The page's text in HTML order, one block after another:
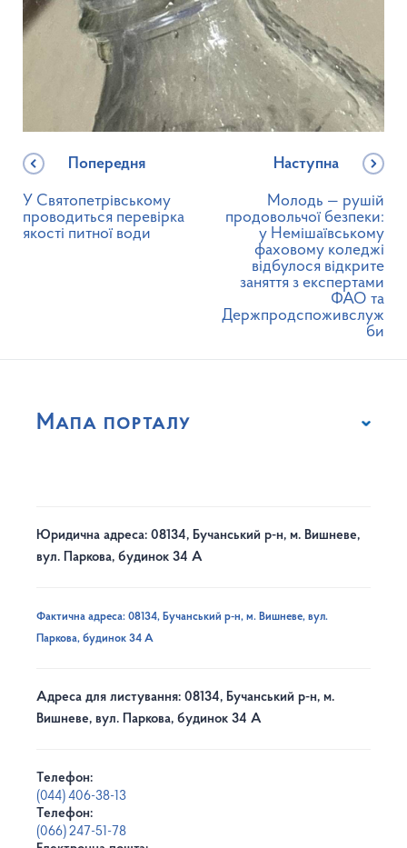
Попередня
У Святопетрівському
проводиться перевірка
якості питної води
Наступна
Молодь — рушій
продовольчої безпеки:
у Немішаївському
фаховому коледжі
відбулося відкрите
заняття з експертами
ФАО та
Держпродспоживслуж
би
Мапа порталу
Юридична адреса: 08134, Бучанський р-н, м. Вишневе,
вул. Паркова, будинок 34 А
Фактична адреса: 08134, Бучанський р-н, м. Вишневе, вул.
Паркова, будинок 34 А
Адреса для листування: 08134, Бучанський р-н, м.
Вишневе, вул. Паркова, будинок 34 А
Телефон:
(044) 406-38-13
Телефон:
(066) 247-51-78